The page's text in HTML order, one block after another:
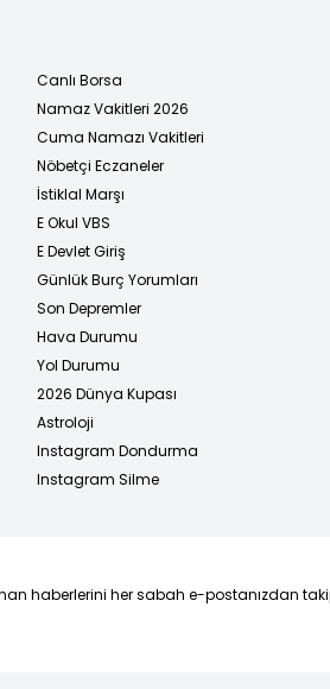
Canlı Borsa
Namaz Vakitleri 2026
Cuma Namazı Vakitleri
Nöbetçi Eczaneler
İstiklal Marşı
E Okul VBS
E Devlet Giriş
Günlük Burç Yorumları
Son Depremler
Hava Durumu
Yol Durumu
2026 Dünya Kupası
Astroloji
Instagram Dondurma
Instagram Silme
haberlerini her sabah e-postanızdan